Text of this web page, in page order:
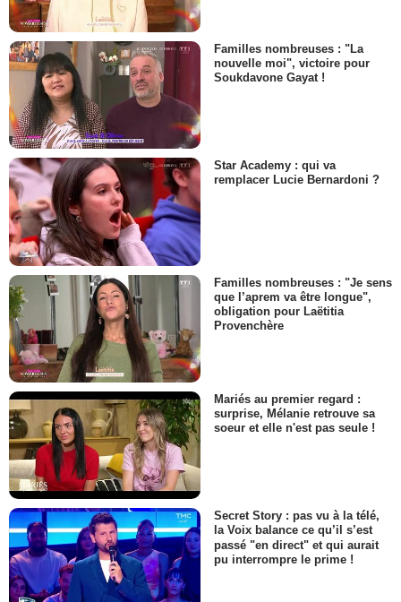
Familles nombreuses : "La
nouvelle moi", victoire pour
Soukdavone Gayat !
Star Academy : qui va
remplacer Lucie Bernardoni ?
Familles nombreuses : "Je sens
que l’aprem va être longue",
obligation pour Laëtitia
Provenchère
Mariés au premier regard :
surprise, Mélanie retrouve sa
soeur et elle n'est pas seule !
Secret Story : pas vu à la télé,
la Voix balance ce qu’il s’est
passé "en direct" et qui aurait
pu interrompre le prime !